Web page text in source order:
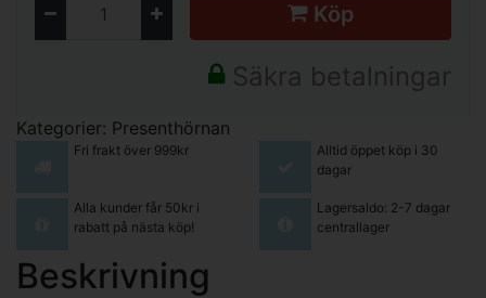
Köp
Säkra betalningar
Kategorier: Presenthörnan
Fri frakt över 999kr
Alltid öppet köp i 30
dagar
Alla kunder får 50kr i
rabatt på nästa köp!
Lagersaldo: 2-7 dagar
centrallager
Beskrivning